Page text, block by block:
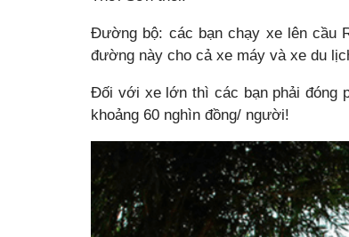
Đường bộ: các bạn chạy xe lên cầu
đường này cho cả xe máy và xe du
Đối với xe lớn thì các bạn phải đóng
khoảng 60 nghìn đồng/ người!